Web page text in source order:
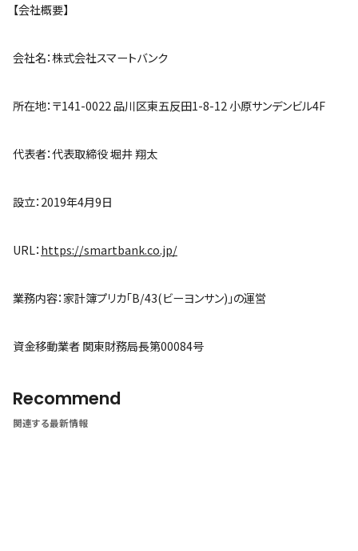
【会社概要】
会社名：株式会社スマートバンク
所在地：〒141-0022 品川区東五反田1-8-12 小原サンデンビル4F
代表者：代表取締役 堀井 翔太
設立：2019年4月9日
URL： https://smartbank.co.jp/
業務内容：家計簿プリカ「B/43(ビーヨンサン)」の運営
資金移動業者 関東財務局長第00084号
Recommend
関連する最新情報